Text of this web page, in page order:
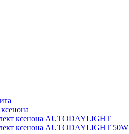
ксенона AUTODAYLIGHT
ксенона AUTODAYLIGHT 50W